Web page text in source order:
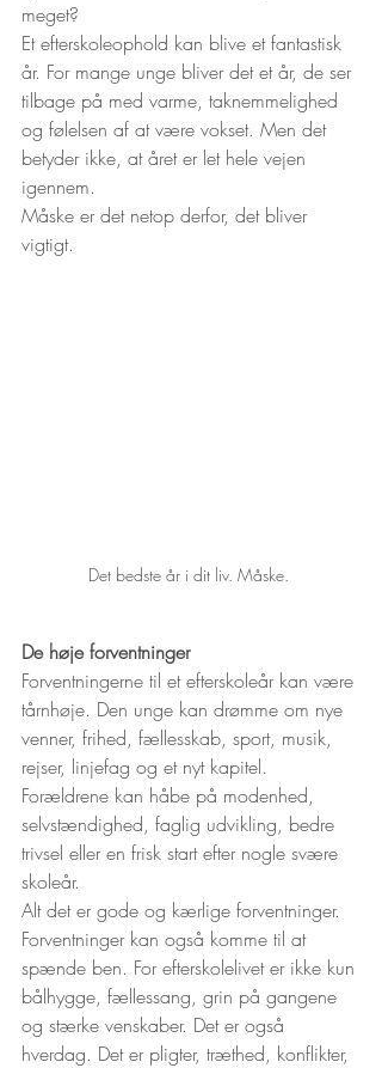
meget?
Et efterskoleophold kan blive et fantastisk
år. For mange unge bliver det et år, de ser
tilbage på med varme, taknemmelighed
og følelsen af at være vokset. Men det
betyder ikke, at året er let hele vejen
igennem.
Måske er det netop derfor, det bliver
vigtigt.
Det bedste år i dit liv. Måske.
De høje forventninger
Forventningerne til et efterskoleår kan være
tårnhøje. Den unge kan drømme om nye
venner, frihed, fællesskab, sport, musik,
rejser, linjefag og et nyt kapitel.
Forældrene kan håbe på modenhed,
selvstændighed, faglig udvikling, bedre
trivsel eller en frisk start efter nogle svære
skoleår.
Alt det er gode og kærlige forventninger.
Forventninger kan også komme til at
spænde ben. For efterskolelivet er ikke kun
bålhygge, fællessang, grin på gangene
og stærke venskaber. Det er også
hverdag. Det er pligter, træthed, konflikter,